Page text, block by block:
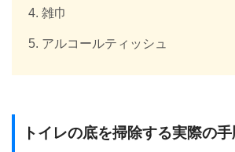
雑巾
アルコールティッシュ
トイレの底を掃除する実際の